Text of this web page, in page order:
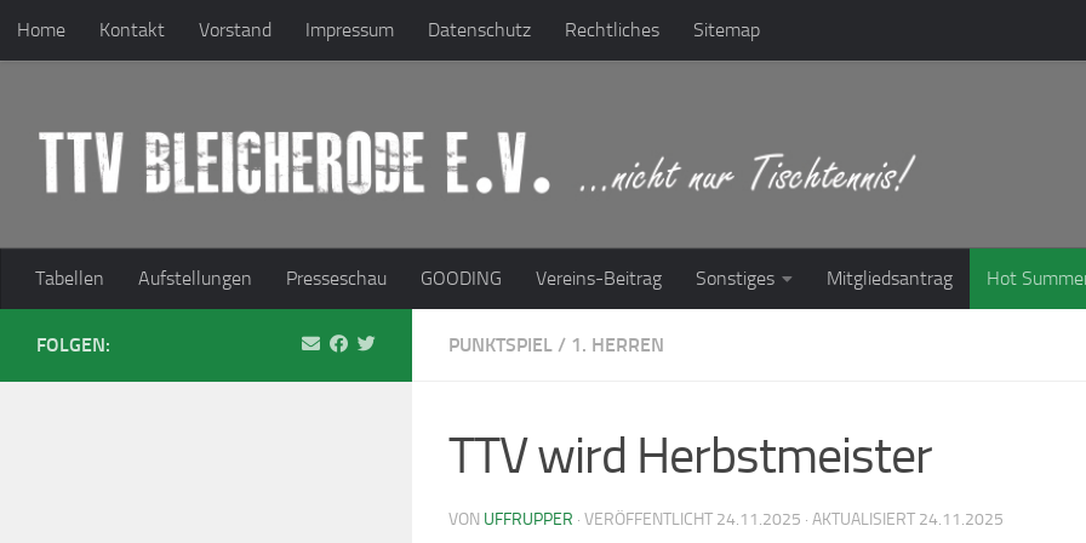
Zum Inhalt springen
Home Kontakt Vorstand Impressum Datenschutz Rechtliches Sitemap
Tabellen Aufstellungen Presseschau GOODING Vereins-Beitrag Sonstiges Mitgliedsantrag Hot
PUNKTSPIEL / 1. HERREN
TTV wird Herbstmeister
VON UFFRUPPER · VERÖFFENTLICHT 24.11.2025 · AKTUALISIERT 24.11.2025
FOLGEN: